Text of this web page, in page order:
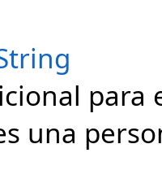
para
una